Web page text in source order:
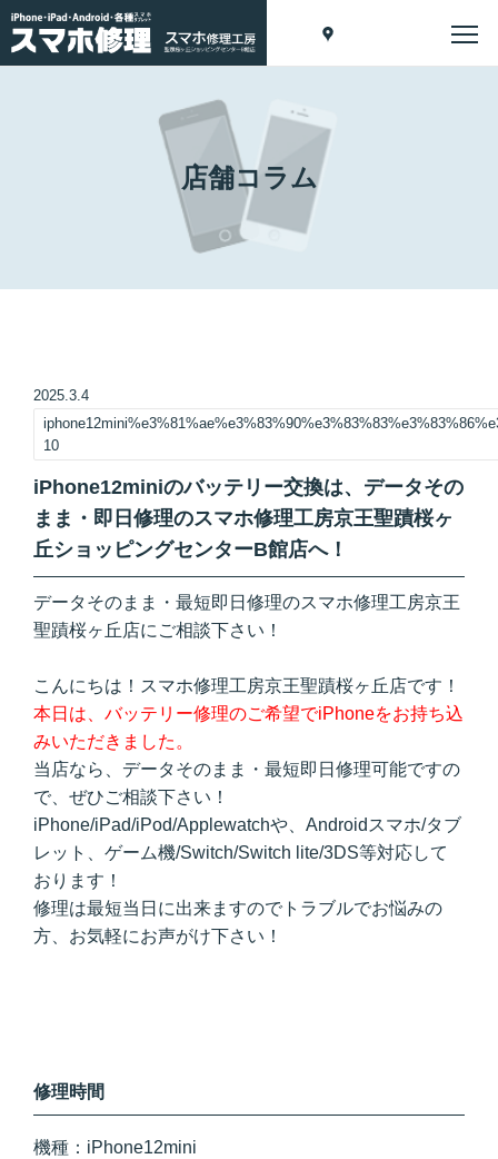
店舗コラム
2025.3.4
10
iPhone12miniのバッテリー交換は、データその
まま・即日修理のスマホ修理工房京王聖蹟桜ヶ
丘ショッピングセンターB館店へ！
データそのまま・最短即日修理のスマホ修理工房京王
聖蹟桜ヶ丘店にご相談下さい！
こんにちは！スマホ修理工房京王聖蹟桜ヶ丘店です！
本日は、バッテリー修理のご希望でiPhoneをお持ち込
みいただきました。
当店なら、データそのまま・最短即日修理可能ですの
で、ぜひご相談下さい！
iPhone/iPad/iPod/Applewatchや、Androidスマホ/タブ
レット、ゲーム機/Switch/Switch lite/3DS等対応して
おります！
修理は最短当日に出来ますのでトラブルでお悩みの
方、お気軽にお声がけ下さい！
修理時間
機種：iPhone12mini